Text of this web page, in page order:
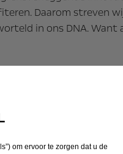
Daarom streven
in ons DNA. Want
om ervoor te zorgen dat u de